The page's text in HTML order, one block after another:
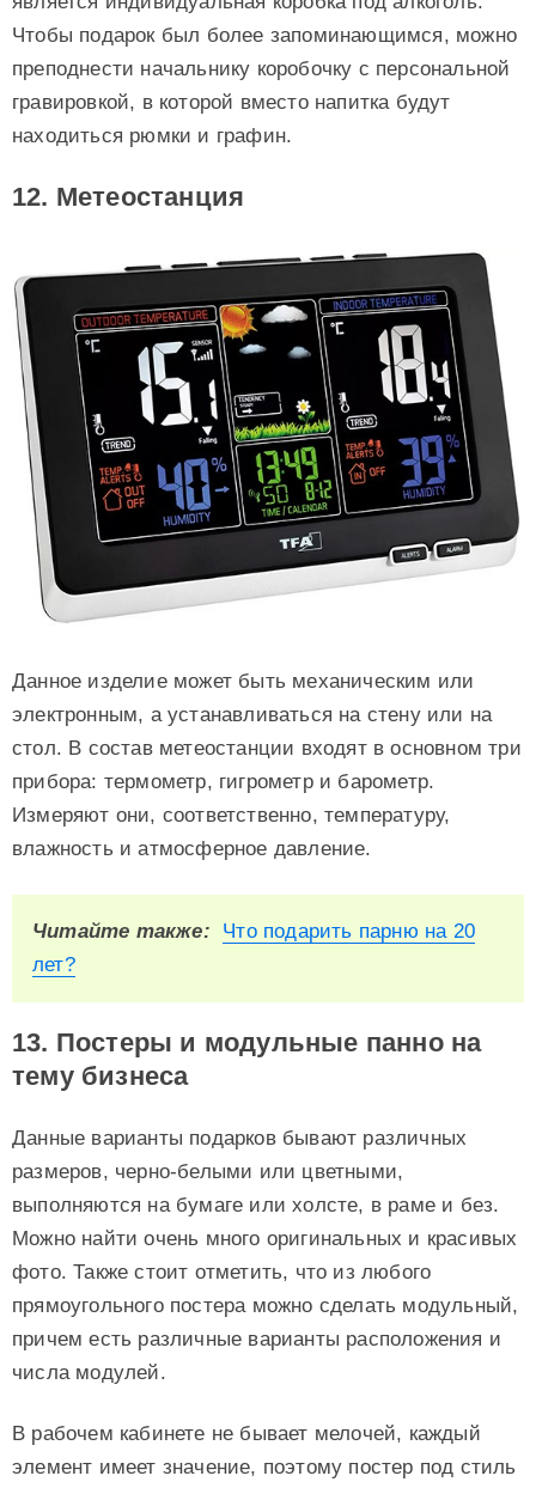
Чтобы подарок был более запоминающимся, можно
преподнести начальнику коробочку с персональной
гравировкой, в которой вместо напитка будут
находиться рюмки и графин.
12. Метеостанция
Данное изделие может быть механическим или
электронным, а устанавливаться на стену или на
стол. В состав метеостанции входят в основном три
прибора: термометр, гигрометр и барометр.
Измеряют они, соответственно, температуру,
влажность и атмосферное давление.
Читайте также:
Что подарить парню на 20
лет?
13. Постеры и модульные панно на
тему бизнеса
Данные варианты подарков бывают различных
размеров, черно-белыми или цветными,
выполняются на бумаге или холсте, в раме и без.
Можно найти очень много оригинальных и красивых
фото. Также стоит отметить, что из любого
прямоугольного постера можно сделать модульный,
причем есть различные варианты расположения и
числа модулей.
В рабочем кабинете не бывает мелочей, каждый
элемент имеет значение, поэтому постер под стиль